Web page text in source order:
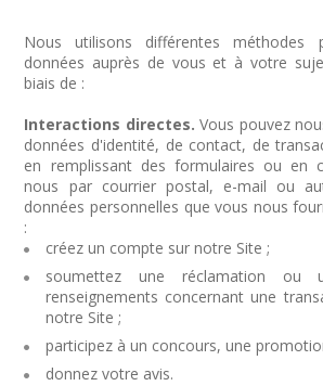
Nous utilisons différentes méthodes
données auprès de vous et à votre
biais de :
Interactions directes. Vous pouvez
données d'identité, de contact, de
en remplissant des formulaires ou en
nous par courrier postal, e-mail ou
données personnelles que vous nous
:
créez un compte sur notre Site ;
soumettez une réclamation ou
renseignements concernant une
notre Site ;
participez à un concours, une
donnez votre avis.